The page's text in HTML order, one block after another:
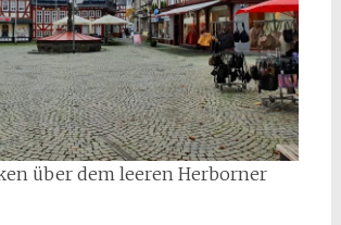
über dem leeren Herborner